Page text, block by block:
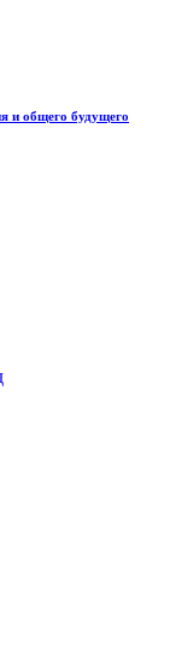
и общего будущего